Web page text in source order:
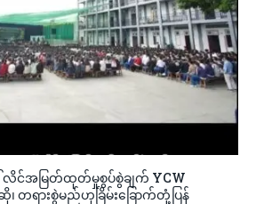
ါ် လိင်အမြတ်ထုတ်မှုစွပ်စွဲချက် YCW
၊ တရားစွဲမည်ဟုခြိမ်းခြောက်တုံ့ပြန်